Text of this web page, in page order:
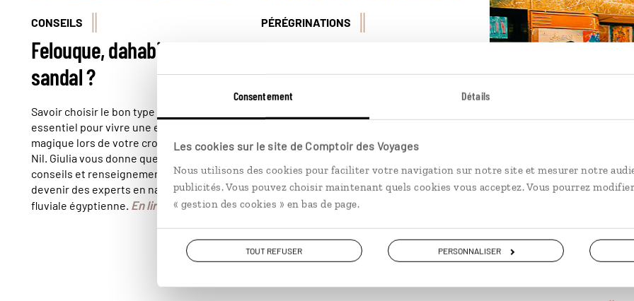
Consentement Détails
Les cookies sur le site de Comptoir des Voyages
Nous utilisons des cookies pour faciliter votre navigation sur notre site et mesurer notre
publicités. Vous pouvez choisir maintenant quels cookies vous acceptez. Vous pourrez
« gestion des cookies » en bas de page.
TOUT REFUSER PERSONNALISER
CONSEILS
Felouque, dahabieh ou
sandal ?
Savoir choisir le bon type de bateau est
essentiel pour vivre une expérience
magique lors de votre croisière sur le
Nil. Giulia vous donne quelques
conseils et renseignements pour
devenir des experts en navigation
fluviale égyptienne. En lire plus
PÉRÉGRINATIONS
du Sinaï
croissant de citadins égyptiens,
hipster, découvrez l'étonnante
transformation de Dahab.En lire plus